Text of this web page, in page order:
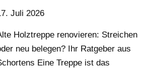
Juli 2026
Holztreppe renovieren: Streichen
neu belegen? Ihr Ratgeber aus
Eine Treppe ist das